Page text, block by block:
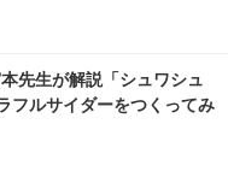
先生が解説「シュワシュ
フルサイダーをつくってみ